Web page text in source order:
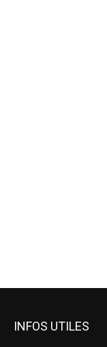
INFOS UTILES